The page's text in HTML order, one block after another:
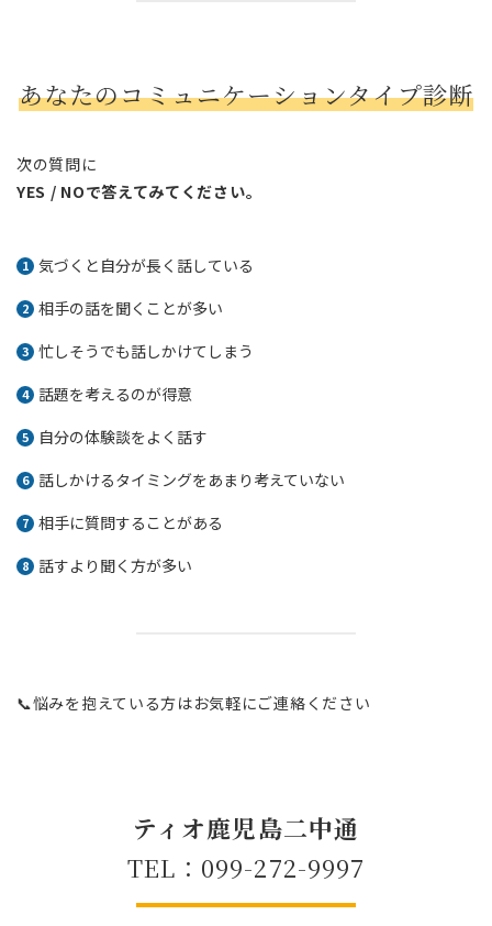
あなたのコミュニケーションタイプ診断
次の質問に
YES / NOで答えてみてください。
気づくと自分が長く話している
相手の話を聞くことが多い
忙しそうでも話しかけてしまう
話題を考えるのが得意
自分の体験談をよく話す
話しかけるタイミングをあまり考えていない
相手に質問することがある
話すより聞く方が多い
📞悩みを抱えている方はお気軽にご連絡ください
ティオ鹿児島二中通
TEL：099-272-9997